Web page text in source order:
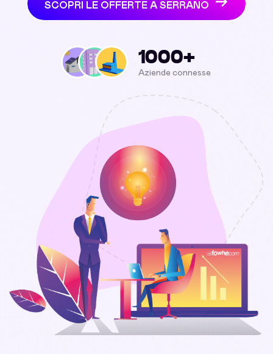
SCOPRI LE OFFERTE A SERRANO
1000+
Aziende connesse